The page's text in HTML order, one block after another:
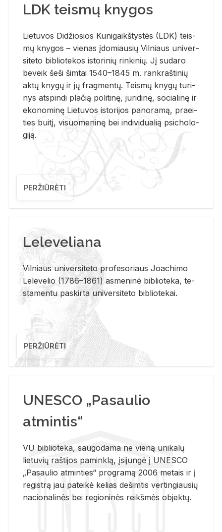
LDK teismų knygos
Lie­tu­vos Di­džio­sios Ku­ni­gaikš­tys­tės (LDK) teis­
mų kny­gos – vie­nas įdo­miau­sių Vil­niaus uni­ver­
si­te­to bi­b­lio­te­kos is­to­ri­nių rin­ki­nių. Jį su­da­ro
be­veik šeši šim­tai 1540–1845 m. rank­raš­ti­nių
aktų kny­gų ir jų frag­men­tų. Teis­mų kny­gų tu­ri­
nys at­spin­di pla­čią po­li­ti­nę, ju­ri­di­nę, so­cia­li­nę ir
eko­no­mi­nę Lie­tu­vos is­to­ri­jos pa­no­ra­mą, pra­ei­
ties bui­tį, vi­suo­me­ni­nę bei in­di­vi­dua­lią psi­cho­lo­
gi­ją.
PERŽIŪRĖTI
Leleveliana
Vil­niaus uni­ver­si­te­to pro­fe­so­riaus Jo­a­chi­mo
Le­le­ve­lio (1786–1861) as­me­ni­nė bi­b­lio­te­ka, te­
sta­men­tu pa­skir­ta uni­ver­si­te­to bi­b­lio­te­kai.
PERŽIŪRĖTI
UNESCO „Pasaulio
atmintis“
VU biblioteka, saugodama ne vieną unikalų
lietuvių raštijos paminklą, įsijungė į UNESCO
„Pasaulio atminties“ programą 2006 metais ir į
registrą jau pateikė kelias dešimtis vertingiausių
nacionalinės bei regioninės reikšmės objektų.